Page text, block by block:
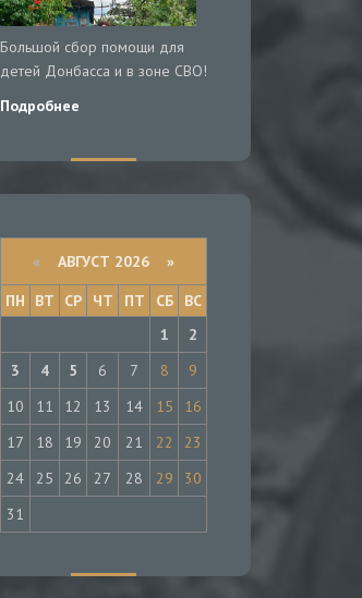
Большой сбор помощи для
детей Донбасса и в зоне СВО!
Подробнее
« АВГУСТ 2026 »
ПН
ВТ СР ЧТ ПТ СБ
ВС
1
2
3
4 5 6 7 8
9
10
11 12 13 14 15
16
17
18 19 20 21 22
23
24
25 26 27 28 29
30
31